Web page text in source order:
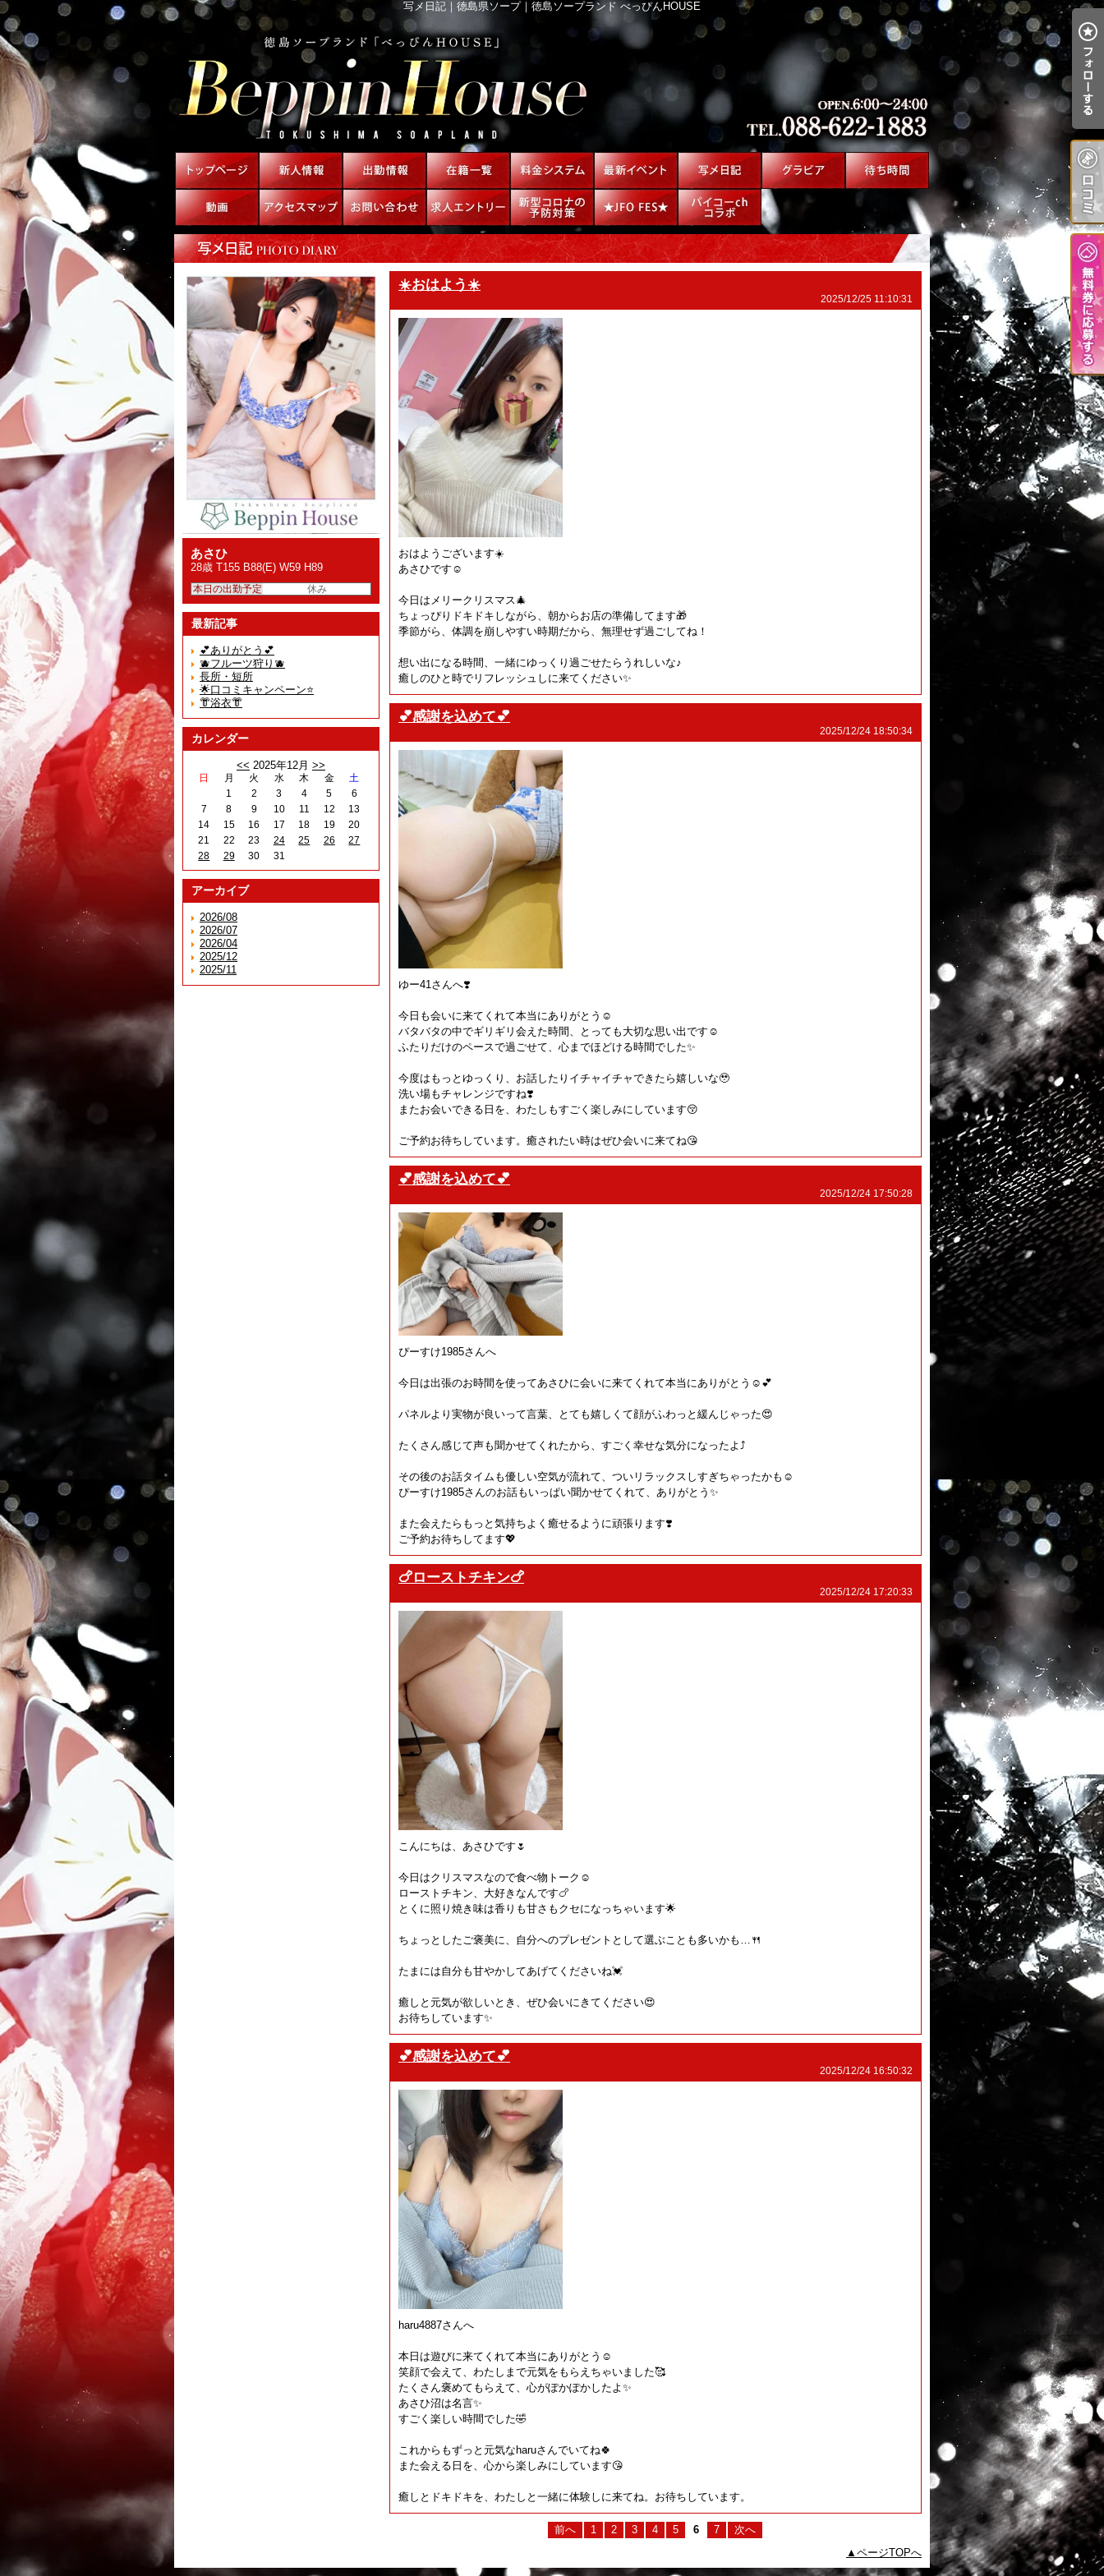
写メ日記｜徳島県ソープ｜徳島ソープランド べっぴんHOUSE
あさひ
28歳 T155 B88(E) W59 H89
本日の出勤予定 休み
最新記事
💕ありがとう💕
🫐フルーツ狩り🫐
長所・短所
🌟口コミキャンペーン⭐️
👘浴衣👘
カレンダー
<< 2025年12月 >>
日 月 火 水 木 金
土
1
2 3 4 5
6
7
8 9 10 11 12
13
14
15 16 17 18 19
20
21
22 23 24 25 26
27
28
29 30 31
アーカイブ
2026/08
2026/07
2026/04
2025/12
2025/11
☀️おはよう☀️
2025/12/25 11:10:31
おはようございます☀️
あさひです☺️
今日はメリークリスマス🎄
ちょっぴりドキドキしながら、朝からお店の準備してます🎁
季節がら、体調を崩しやすい時期だから、無理せず過ごしてね！
想い出になる時間、一緒にゆっくり過ごせたらうれしいな♪
癒しのひと時でリフレッシュしに来てください✨
💕感謝を込めて💕
2025/12/24 18:50:34
ゆー41さんへ❣️
今日も会いに来てくれて本当にありがとう☺️
バタバタの中でギリギリ会えた時間、とっても大切な思い出です☺️
ふたりだけのペースで過ごせて、心までほどける時間でした✨
今度はもっとゆっくり、お話したりイチャイチャできたら嬉しいな🥹
洗い場もチャレンジですね❣️
またお会いできる日を、わたしもすごく楽しみにしています😚
ご予約お待ちしています。癒されたい時はぜひ会いに来てね😘
💕感謝を込めて💕
2025/12/24 17:50:28
ぴーすけ1985さんへ
今日は出張のお時間を使ってあさひに会いに来てくれて本当にありがとう☺️💕
パネルより実物が良いって言葉、とても嬉しくて顔がふわっと緩んじゃった😍
たくさん感じて声も聞かせてくれたから、すごく幸せな気分になったよ⤴️
その後のお話タイムも優しい空気が流れて、ついリラックスしすぎちゃったかも☺️
ぴーすけ1985さんのお話もいっぱい聞かせてくれて、ありがとう✨
また会えたらもっと気持ちよく癒せるように頑張ります❣️
ご予約お待ちしてます💖
🍗ローストチキン🍗
2025/12/24 17:20:33
こんにちは、あさひです🌷
今日はクリスマスなので食べ物トーク☺️
ローストチキン、大好きなんです🍗
とくに照り焼き味は香りも甘さもクセになっちゃいます🌟
ちょっとしたご褒美に、自分へのプレゼントとして選ぶことも多いかも…🍴
たまには自分も甘やかしてあげてくださいね💓
癒しと元気が欲しいとき、ぜひ会いにきてください😍
お待ちしています✨
💕感謝を込めて💕
2025/12/24 16:50:32
haru4887さんへ
本日は遊びに来てくれて本当にありがとう☺️
笑顔で会えて、わたしまで元気をもらえちゃいました🥰
たくさん褒めてもらえて、心がぽかぽかしたよ✨
あさひ沼は名言✨
すごく楽しい時間でした🤣
これからもずっと元気なharuさんでいてね🍀
また会える日を、心から楽しみにしています😘
癒しとドキドキを、わたしと一緒に体験しに来てね。お待ちしています。
前へ 1 2 3 4 5 6 7
次へ
ページTOPへ